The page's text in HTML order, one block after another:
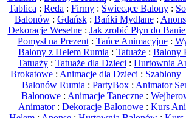
Tablica : Reda : Firmy : Świecące Balony :
Balonów: Gdańsk: Bańki Mydlane:
Dekoracje Weselne: Jak zrobić Płyn do
Pomysł na Prezent: Tańce Animacyjne:
Balony z Helem Rumia : Tatuaże : Balony
Tatuaży : Tatuaże dla Dzieci : Hurtownia
Brokatowe: Animacje dla Dzieci: Szablony
Balonów Rumia : PartyBox : Animator
Balonowe : Animacje Taneczne :
Animator: Dekoracje Balonowe : Kurs